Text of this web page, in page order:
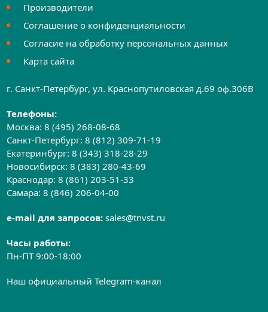
Производители
Соглашение о конфиденциальности
Согласие на обработку персональных данных
Карта сайта
г. Санкт-Петербург, ул. Краснопутиловская д.69 оф.306B
Телефоны:
Москва:8 (495) 268-08-68
Санкт-Петербург:8 (812) 309-71-19
Екатеринбург:8 (343) 318-28-29
Новосибирск:8 (383) 280-43-69
Краснодар:8 (861) 203-51-33
Самара:8 (846) 206-04-00
e-mail для запросов:sales@tnvst.ru
Часы работы:
Пн-ПТ 9:00-18:00
Наш официальный Telegram-канал